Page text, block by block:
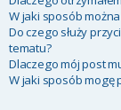
W jaki sposób
Do czego służy
tematu?
Dlaczego mój post
W jaki sposób mogę